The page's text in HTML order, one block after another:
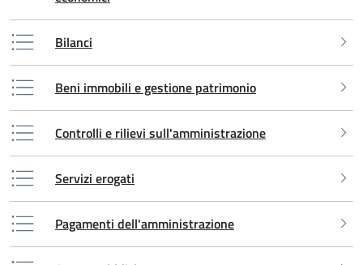
Bilanci
Beni immobili e gestione patrimonio
Controlli e rilievi sull'amministrazione
Servizi erogati
Pagamenti dell'amministrazione